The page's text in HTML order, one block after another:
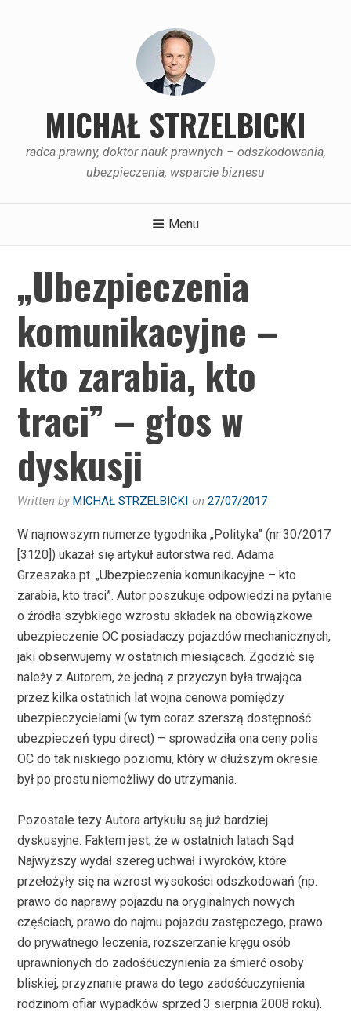
MICHAŁ STRZELBICKI
radca prawny, doktor nauk prawnych – odszkodowania,
ubezpieczenia, wsparcie biznesu
Menu
„Ubezpieczenia
komunikacyjne –
kto zarabia, kto
traci” – głos w
dyskusji
Written by MICHAŁ STRZELBICKI on27/07/2017
W najnowszym numerze tygodnika „Polityka” (nr 30/2017
[3120]) ukazał się artykuł autorstwa red. Adama
Grzeszaka pt. „Ubezpieczenia komunikacyjne – kto
zarabia, kto traci”. Autor poszukuje odpowiedzi na pytanie
o źródła szybkiego wzrostu składek na obowiązkowe
ubezpieczenie OC posiadaczy pojazdów mechanicznych,
jaki obserwujemy w ostatnich miesiącach. Zgodzić się
należy z Autorem, że jedną z przyczyn była trwająca
przez kilka ostatnich lat wojna cenowa pomiędzy
ubezpieczycielami (w tym coraz szerszą dostępność
ubezpieczeń typu direct) – sprowadziła ona ceny polis
OC do tak niskiego poziomu, który w dłuższym okresie
był po prostu niemożliwy do utrzymania.
Pozostałe tezy Autora artykułu są już bardziej
dyskusyjne. Faktem jest, że w ostatnich latach Sąd
Najwyższy wydał szereg uchwał i wyroków, które
przełożyły się na wzrost wysokości odszkodowań (np.
prawo do naprawy pojazdu na oryginalnych nowych
częściach, prawo do najmu pojazdu zastępczego, prawo
do prywatnego leczenia, rozszerzanie kręgu osób
uprawnionych do zadośćuczynienia za śmierć osoby
bliskiej, przyznanie prawa do tego zadośćuczynienia
rodzinom ofiar wypadków sprzed 3 sierpnia 2008 roku).